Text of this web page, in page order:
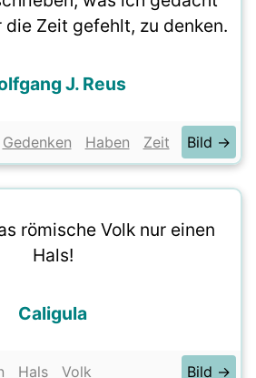
die Zeit gefehlt, zu denken.
J. Reus
Gedenken Haben Zeit Bild →
römische Volk nur einen
Hals!
Caligula
Hals Volk Bild →